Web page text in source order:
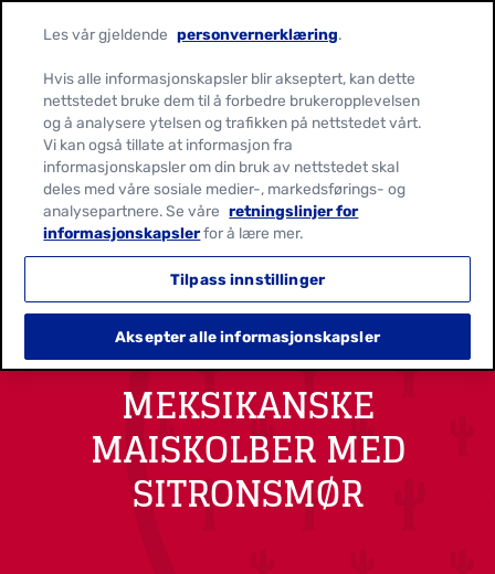
MEKSIKANSKE
MAISKOLBER MED
SITRONSMØR
Les vår gjeldende personvernerklæring.
Hvis alle informasjonskapsler blir akseptert, kan dette
nettstedet bruke dem til å forbedre brukeropplevelsen
og å analysere ytelsen og trafikken på nettstedet vårt.
Vi kan også tillate at informasjon fra
informasjonskapsler om din bruk av nettstedet skal
deles med våre sosiale medier-, markedsførings- og
analysepartnere. Se våre retningslinjer for
informasjonskapslerfor å lære mer.
Tilpass innstillinger
Aksepter alle informasjonskapsler